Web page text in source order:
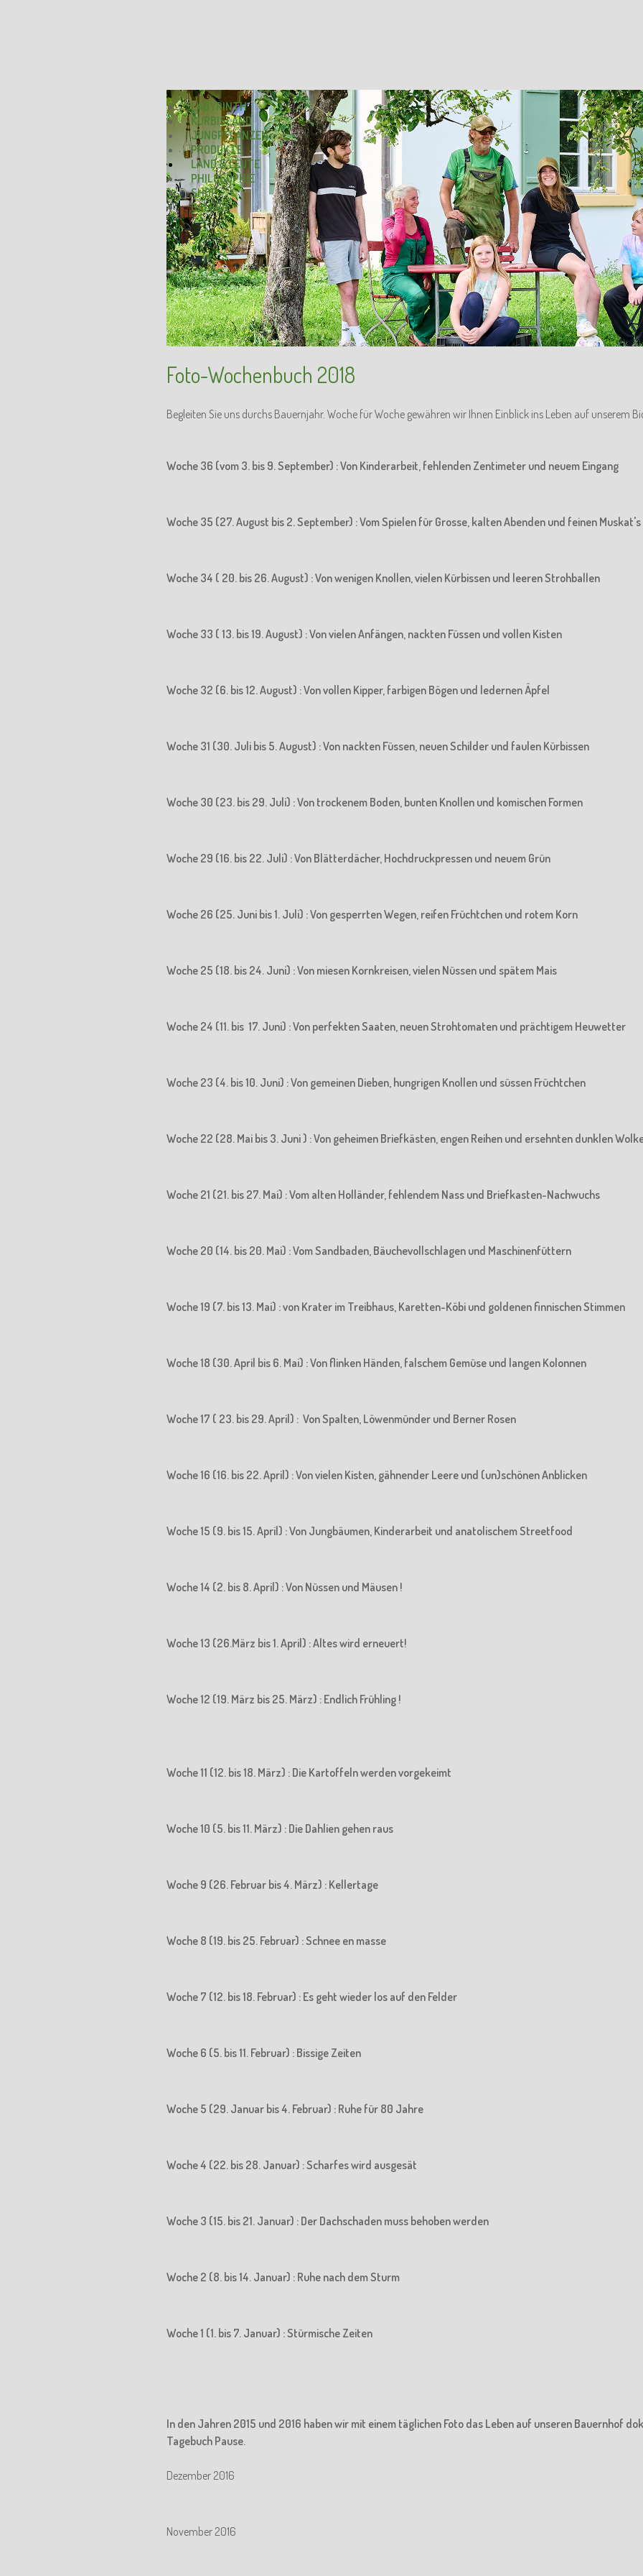
LABYRINTH
KÜRBISLAND
JUNGPFLANZEN
PRODUKTE
LAND & LEUTE
PHILOSOPHIE
SHOP
GALERIE
Foto-Wochenbuch 2018
Begleiten Sie uns durchs Bauernjahr. Woche für Woche gewähren wir Ihnen Einblick ins Leben auf unserem
Woche 36 (vom 3. bis 9. September) : Von Kinderarbeit, fehlenden Zentimeter und neuem Eingang
Woche 35 (27. August bis 2. September) : Vom Spielen für Grosse, kalten Abenden und feinen Muskat's
Woche 34 ( 20. bis 26. August) : Von wenigen Knollen, vielen Kürbissen und leeren Strohballen
Woche 33 ( 13. bis 19. August) : Von vielen Anfängen, nackten Füssen und vollen Kisten
Woche 32 (6. bis 12. August) : Von vollen Kipper, farbigen Bögen und ledernen Äpfel
Woche 31 (30. Juli bis 5. August) : Von nackten Füssen, neuen Schilder und faulen Kürbissen
Woche 30 (23. bis 29. Juli) : Von trockenem Boden, bunten Knollen und komischen Formen
Woche 29 (16. bis 22. Juli) : Von Blätterdächer, Hochdruckpressen und neuem Grün
Woche 26 (25. Juni bis 1. Juli) : Von gesperrten Wegen, reifen Früchtchen und rotem Korn
Woche 25 (18. bis 24. Juni) : Von miesen Kornkreisen, vielen Nüssen und spätem Mais
Woche 24 (11. bis 17. Juni) : Von perfekten Saaten, neuen Strohtomaten und prächtigem Heuwetter
Woche 23 (4. bis 10. Juni) : Von gemeinen Dieben, hungrigen Knollen und süssen Früchtchen
Woche 22 (28. Mai bis 3. Juni ) : Von geheimen Briefkästen, engen Reihen und ersehnten dunklen
Woche 21 (21. bis 27. Mai) : Vom alten Holländer, fehlendem Nass und Briefkasten-Nachwuchs
Woche 20 (14. bis 20. Mai) : Vom Sandbaden, Bäuchevollschlagen und Maschinenfüttern
Woche 19 (7. bis 13. Mai) : von Krater im Treibhaus, Karetten-Köbi und goldenen finnischen Stimmen
Woche 18 (30. April bis 6. Mai) : Von flinken Händen, falschem Gemüse und langen Kolonnen
Woche 17 ( 23. bis 29. April) : Von Spalten, Löwenmünder und Berner Rosen
Woche 16 (16. bis 22. April) : Von vielen Kisten, gähnender Leere und (un)schönen Anblicken
Woche 15 (9. bis 15. April) : Von Jungbäumen, Kinderarbeit und anatolischem Streetfood
Woche 14 (2. bis 8. April) : Von Nüssen und Mäusen !
Woche 13 (26.März bis 1. April) : Altes wird erneuert!
Woche 12 (19. März bis 25. März) : Endlich Frühling !
Woche 11 (12. bis 18. März) : Die Kartoffeln werden vorgekeimt
Woche 10 (5. bis 11. März) : Die Dahlien gehen raus
Woche 9 (26. Februar bis 4. März) : Kellertage
Woche 8 (19. bis 25. Februar) : Schnee en masse
Woche 7 (12. bis 18. Februar) : Es geht wieder los auf den Felder
Woche 6 (5. bis 11. Februar) : Bissige Zeiten
Woche 5 (29. Januar bis 4. Februar) : Ruhe für 80 Jahre
Woche 4 (22. bis 28. Januar) : Scharfes wird ausgesät
Woche 3 (15. bis 21. Januar) : Der Dachschaden muss behoben werden
Woche 2 (8. bis 14. Januar) : Ruhe nach dem Sturm
Woche 1 (1. bis 7. Januar) : Stürmische Zeiten
In den Jahren 2015 und 2016 haben wir mit einem täglichen Foto das Leben auf unseren Bauernhof
Tagebuch Pause.
Dezember 2016
November 2016